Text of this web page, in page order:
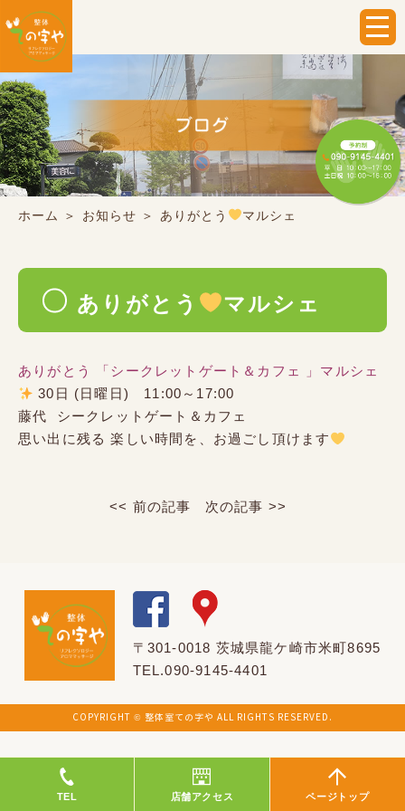
ホーム ＞ お知らせ ＞ ありがとう マルシェ
ありがとう マルシェ
ありがとう 「シークレットゲート＆カフェ 」マルシェ
30日 (日曜日) 11:00～17:00
藤代 シークレットゲート＆カフェ
思い出に残る 楽しい時間を、お過ごし頂けます
<< 前の記事 次の記事 >>
〒301-0018 茨城県龍ケ崎市米町8695
TEL.090-9145-4401
COPYRIGHT © 整体室ての字や ALL RIGHTS RESERVED.
TEL 店舗アクセス ページトップ